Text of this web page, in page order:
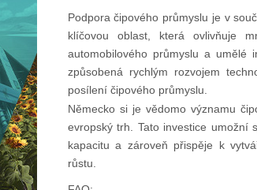
Podpora čipového průmyslu je v
klíčovou oblast, která ovlivňuje
automobilového průmyslu a umělé
způsobená rychlým rozvojem
posílení čipového průmyslu.
Německo si je vědomo významu
evropský trh. Tato investice umožní
kapacitu a zároveň přispěje k
růstu.